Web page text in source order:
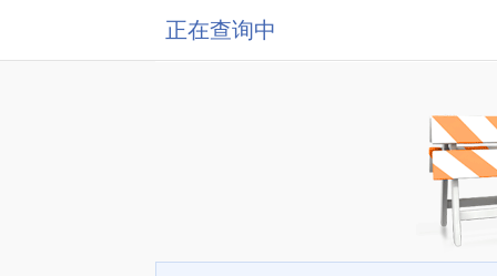
正在查询中